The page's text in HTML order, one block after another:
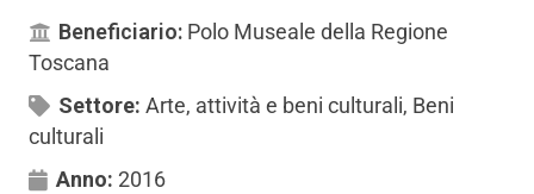
Beneficiario: Polo Museale della Regione
Toscana
Settore: Arte, attività e beni culturali, Beni
culturali
Anno: 2016